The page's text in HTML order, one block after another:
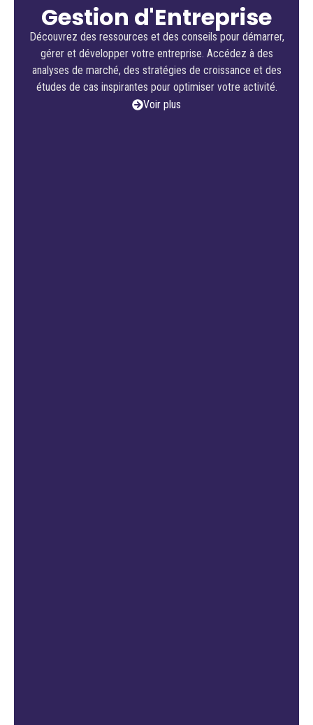
Gestion d'Entreprise
Découvrez des ressources et des conseils pour démarrer,
gérer et développer votre entreprise. Accédez à des
analyses de marché, des stratégies de croissance et des
études de cas inspirantes pour optimiser votre activité.
Voir plus